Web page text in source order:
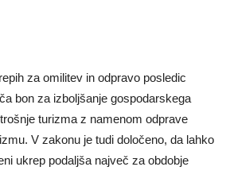
za omilitev in odpravo posledic
bon za izboljšanje gospodarskega
turizma z namenom odprave
V zakonu je tudi določeno, da lahko
ukrep podaljša največ za obdobje